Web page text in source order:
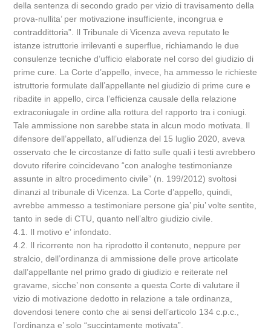
della sentenza di secondo grado per vizio di travisamento della
prova-nullita’ per motivazione insufficiente, incongrua e
contraddittoria”. Il Tribunale di Vicenza aveva reputato le
istanze istruttorie irrilevanti e superflue, richiamando le due
consulenze tecniche d’ufficio elaborate nel corso del giudizio di
prime cure. La Corte d’appello, invece, ha ammesso le richieste
istruttorie formulate dall’appellante nel giudizio di prime cure e
ribadite in appello, circa l’efficienza causale della relazione
extraconiugale in ordine alla rottura del rapporto tra i coniugi.
Tale ammissione non sarebbe stata in alcun modo motivata. Il
difensore dell’appellato, all’udienza del 15 luglio 2020, aveva
osservato che le circostanze di fatto sulle quali i testi avrebbero
dovuto riferire coincidevano “con analoghe testimonianze
assunte in altro procedimento civile” (n. 199/2012) svoltosi
dinanzi al tribunale di Vicenza. La Corte d’appello, quindi,
avrebbe ammesso a testimoniare persone gia’ piu’ volte sentite,
tanto in sede di CTU, quanto nell’altro giudizio civile.
4.1. Il motivo e’ infondato.
4.2. Il ricorrente non ha riprodotto il contenuto, neppure per
stralcio, dell’ordinanza di ammissione delle prove articolate
dall’appellante nel primo grado di giudizio e reiterate nel
gravame, sicche’ non consente a questa Corte di valutare il
vizio di motivazione dedotto in relazione a tale ordinanza,
dovendosi tenere conto che ai sensi dell’articolo 134 c.p.c.,
l’ordinanza e’ solo “succintamente motivata”.